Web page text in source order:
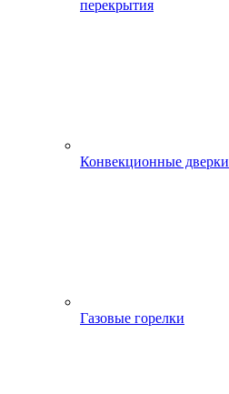
перекрытия
Конвекционные дверки
Газовые горелки